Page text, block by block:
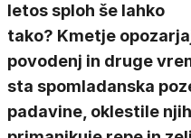
letos sploh še lahko
tako? Kmetje
povodenj in druge
sta spomladanska
padavine, oklestile